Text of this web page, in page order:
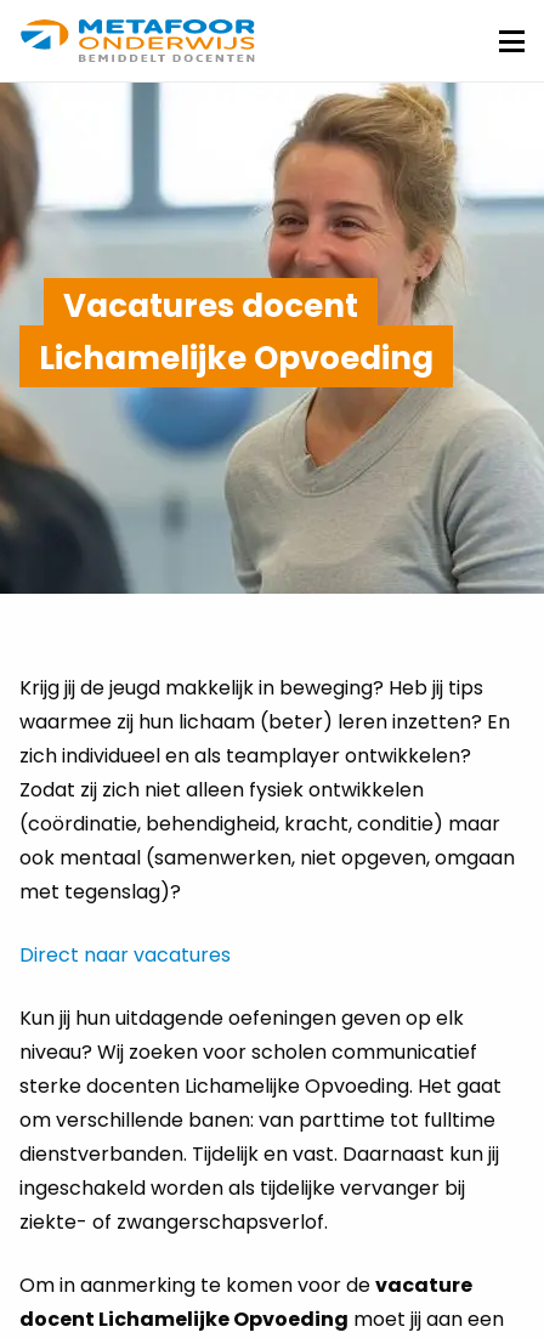
Metafoor
Onderwijs
Vacatures docent
Lichamelijke Opvoeding
Krijg jij de jeugd makkelijk in beweging? Heb jij tips
waarmee zij hun lichaam (beter) leren inzetten? En
zich individueel en als teamplayer ontwikkelen?
Zodat zij zich niet alleen fysiek ontwikkelen
(coördinatie, behendigheid, kracht, conditie) maar
ook mentaal (samenwerken, niet opgeven, omgaan
met tegenslag)?
Direct naar vacatures
Kun jij hun uitdagende oefeningen geven op elk
niveau? Wij zoeken voor scholen communicatief
sterke docenten Lichamelijke Opvoeding. Het gaat
om verschillende banen: van parttime tot fulltime
dienstverbanden. Tijdelijk en vast. Daarnaast kun jij
ingeschakeld worden als tijdelijke vervanger bij
ziekte- of zwangerschapsverlof.
Om in aanmerking te komen voor devacature
docent Lichamelijke Opvoeding moet jij aan een